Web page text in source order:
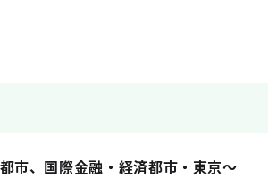
市、国際金融・経済都市・東京～